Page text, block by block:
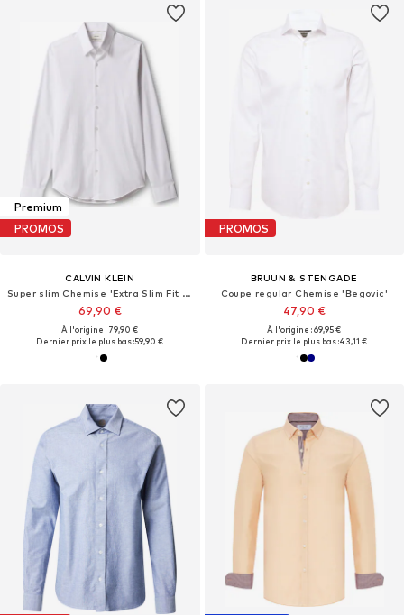
Premium
PROMOS
CALVIN KLEIN
Super slim Chemise 'Extra Slim Fit Stretch'
69,90 €
À l'origine : 79,90 €
Dernier prix le plus bas :59,90 €
PROMOS
BRUUN & STENGADE
Coupe regular Chemise 'Begovic'
47,90 €
À l'origine : 69,95 €
Dernier prix le plus bas :43,11 €